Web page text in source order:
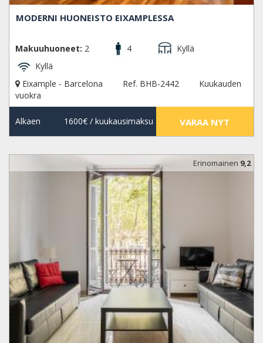
MODERNI HUONEISTO EIXAMPLESSA
Makuuhuoneet: 2 4
Kyllä
Kyllä
Eixample - Barcelona
Ref. BHB-2442
Kuukauden
vuokra
Alkaen 1600€/ kuukausimaksu VARAA NYT
Erinomainen 9,2